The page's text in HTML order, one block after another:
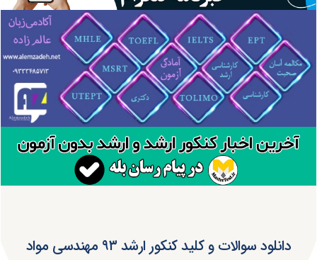
دانلود سوالات و کلید کنکور ارشد ۹۳ مهندسی مواد